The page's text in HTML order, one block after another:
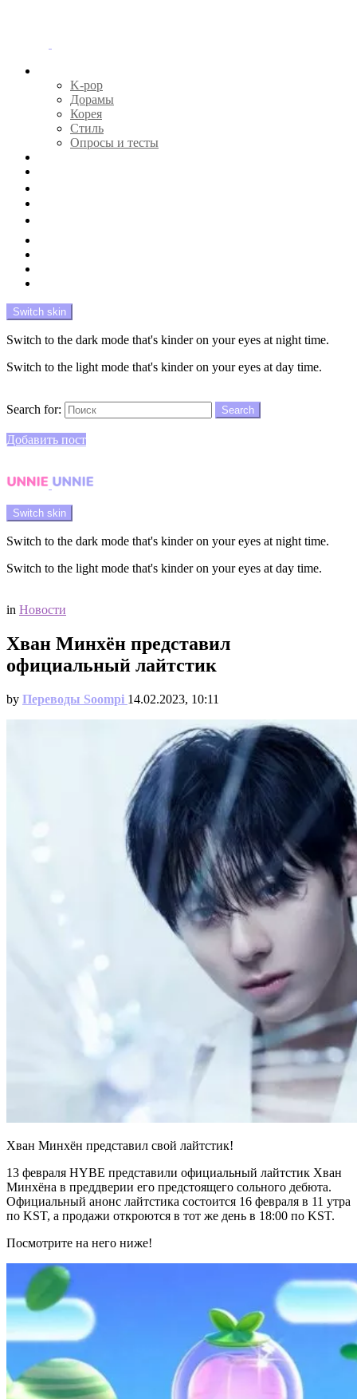
K-pop
Дорамы
Корея
Стиль
Опросы и тесты
Switch skin
Switch to the dark mode that's kinder on your eyes at night time.
Switch to the light mode that's kinder on your eyes at day time.
Search for:
Search
Добавить пост
Switch skin
Switch to the dark mode that's kinder on your eyes at night time.
Switch to the light mode that's kinder on your eyes at day time.
in Новости
Хван Минхён представил
официальный лайтстик
by Переводы Soompi 14.02.2023, 10:11
Хван Минхён представил свой лайтстик!
13 февраля HYBE представили официальный лайтстик Хван
Минхёна в преддверии его предстоящего сольного дебюта.
Официальный анонс лайтстика состоится 16 февраля в 11 утра
по KST, а продажи откроются в тот же день в 18:00 по KST.
Посмотрите на него ниже!